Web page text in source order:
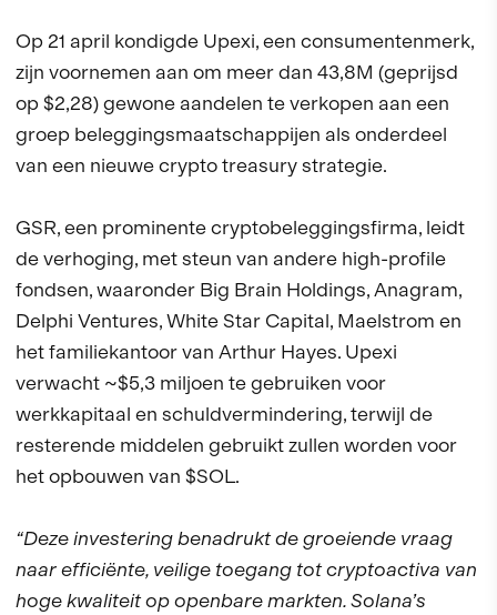
Op 21 april kondigde Upexi, een consumentenmerk,
zijn voornemen aan om meer dan 43,8M (geprijsd
op $2,28) gewone aandelen te verkopen aan een
groep beleggingsmaatschappijen als onderdeel
van een nieuwe crypto treasury strategie.
GSR, een prominente cryptobeleggingsfirma, leidt
de verhoging, met steun van andere high-profile
fondsen, waaronder Big Brain Holdings, Anagram,
Delphi Ventures, White Star Capital, Maelstrom en
het familiekantoor van Arthur Hayes. Upexi
verwacht ~$5,3 miljoen te gebruiken voor
werkkapitaal en schuldvermindering, terwijl de
resterende middelen gebruikt zullen worden voor
het opbouwen van $SOL.
“Deze investering benadrukt de groeiende vraag
naar efficiënte, veilige toegang tot cryptoactiva van
hoge kwaliteit op openbare markten. Solana’s